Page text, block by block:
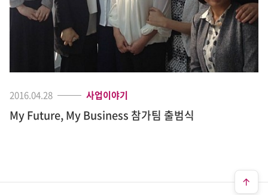
2016.04.28 사업이야기
My Future, My Business 참가팀 출범식